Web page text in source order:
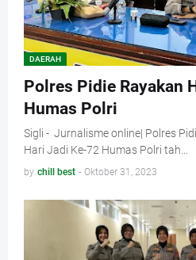
DAERAH
Polres Pidie Rayakan
Humas Polri
Sigli - Jurnalisme online| Polres
Hari Jadi Ke-72 Humas Polri tah…
by chill best - Oktober 31, 2023